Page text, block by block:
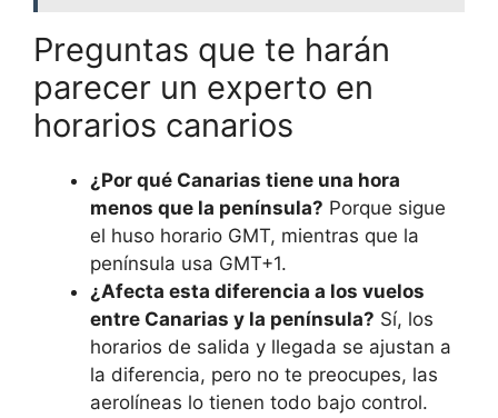
Preguntas que te harán
parecer un experto en
horarios canarios
¿Por qué Canarias tiene una hora
menos que la península? Porque sigue
el huso horario GMT, mientras que la
península usa GMT+1.
¿Afecta esta diferencia a los vuelos
entre Canarias y la península? Sí, los
horarios de salida y llegada se ajustan a
la diferencia, pero no te preocupes, las
aerolíneas lo tienen todo bajo control.